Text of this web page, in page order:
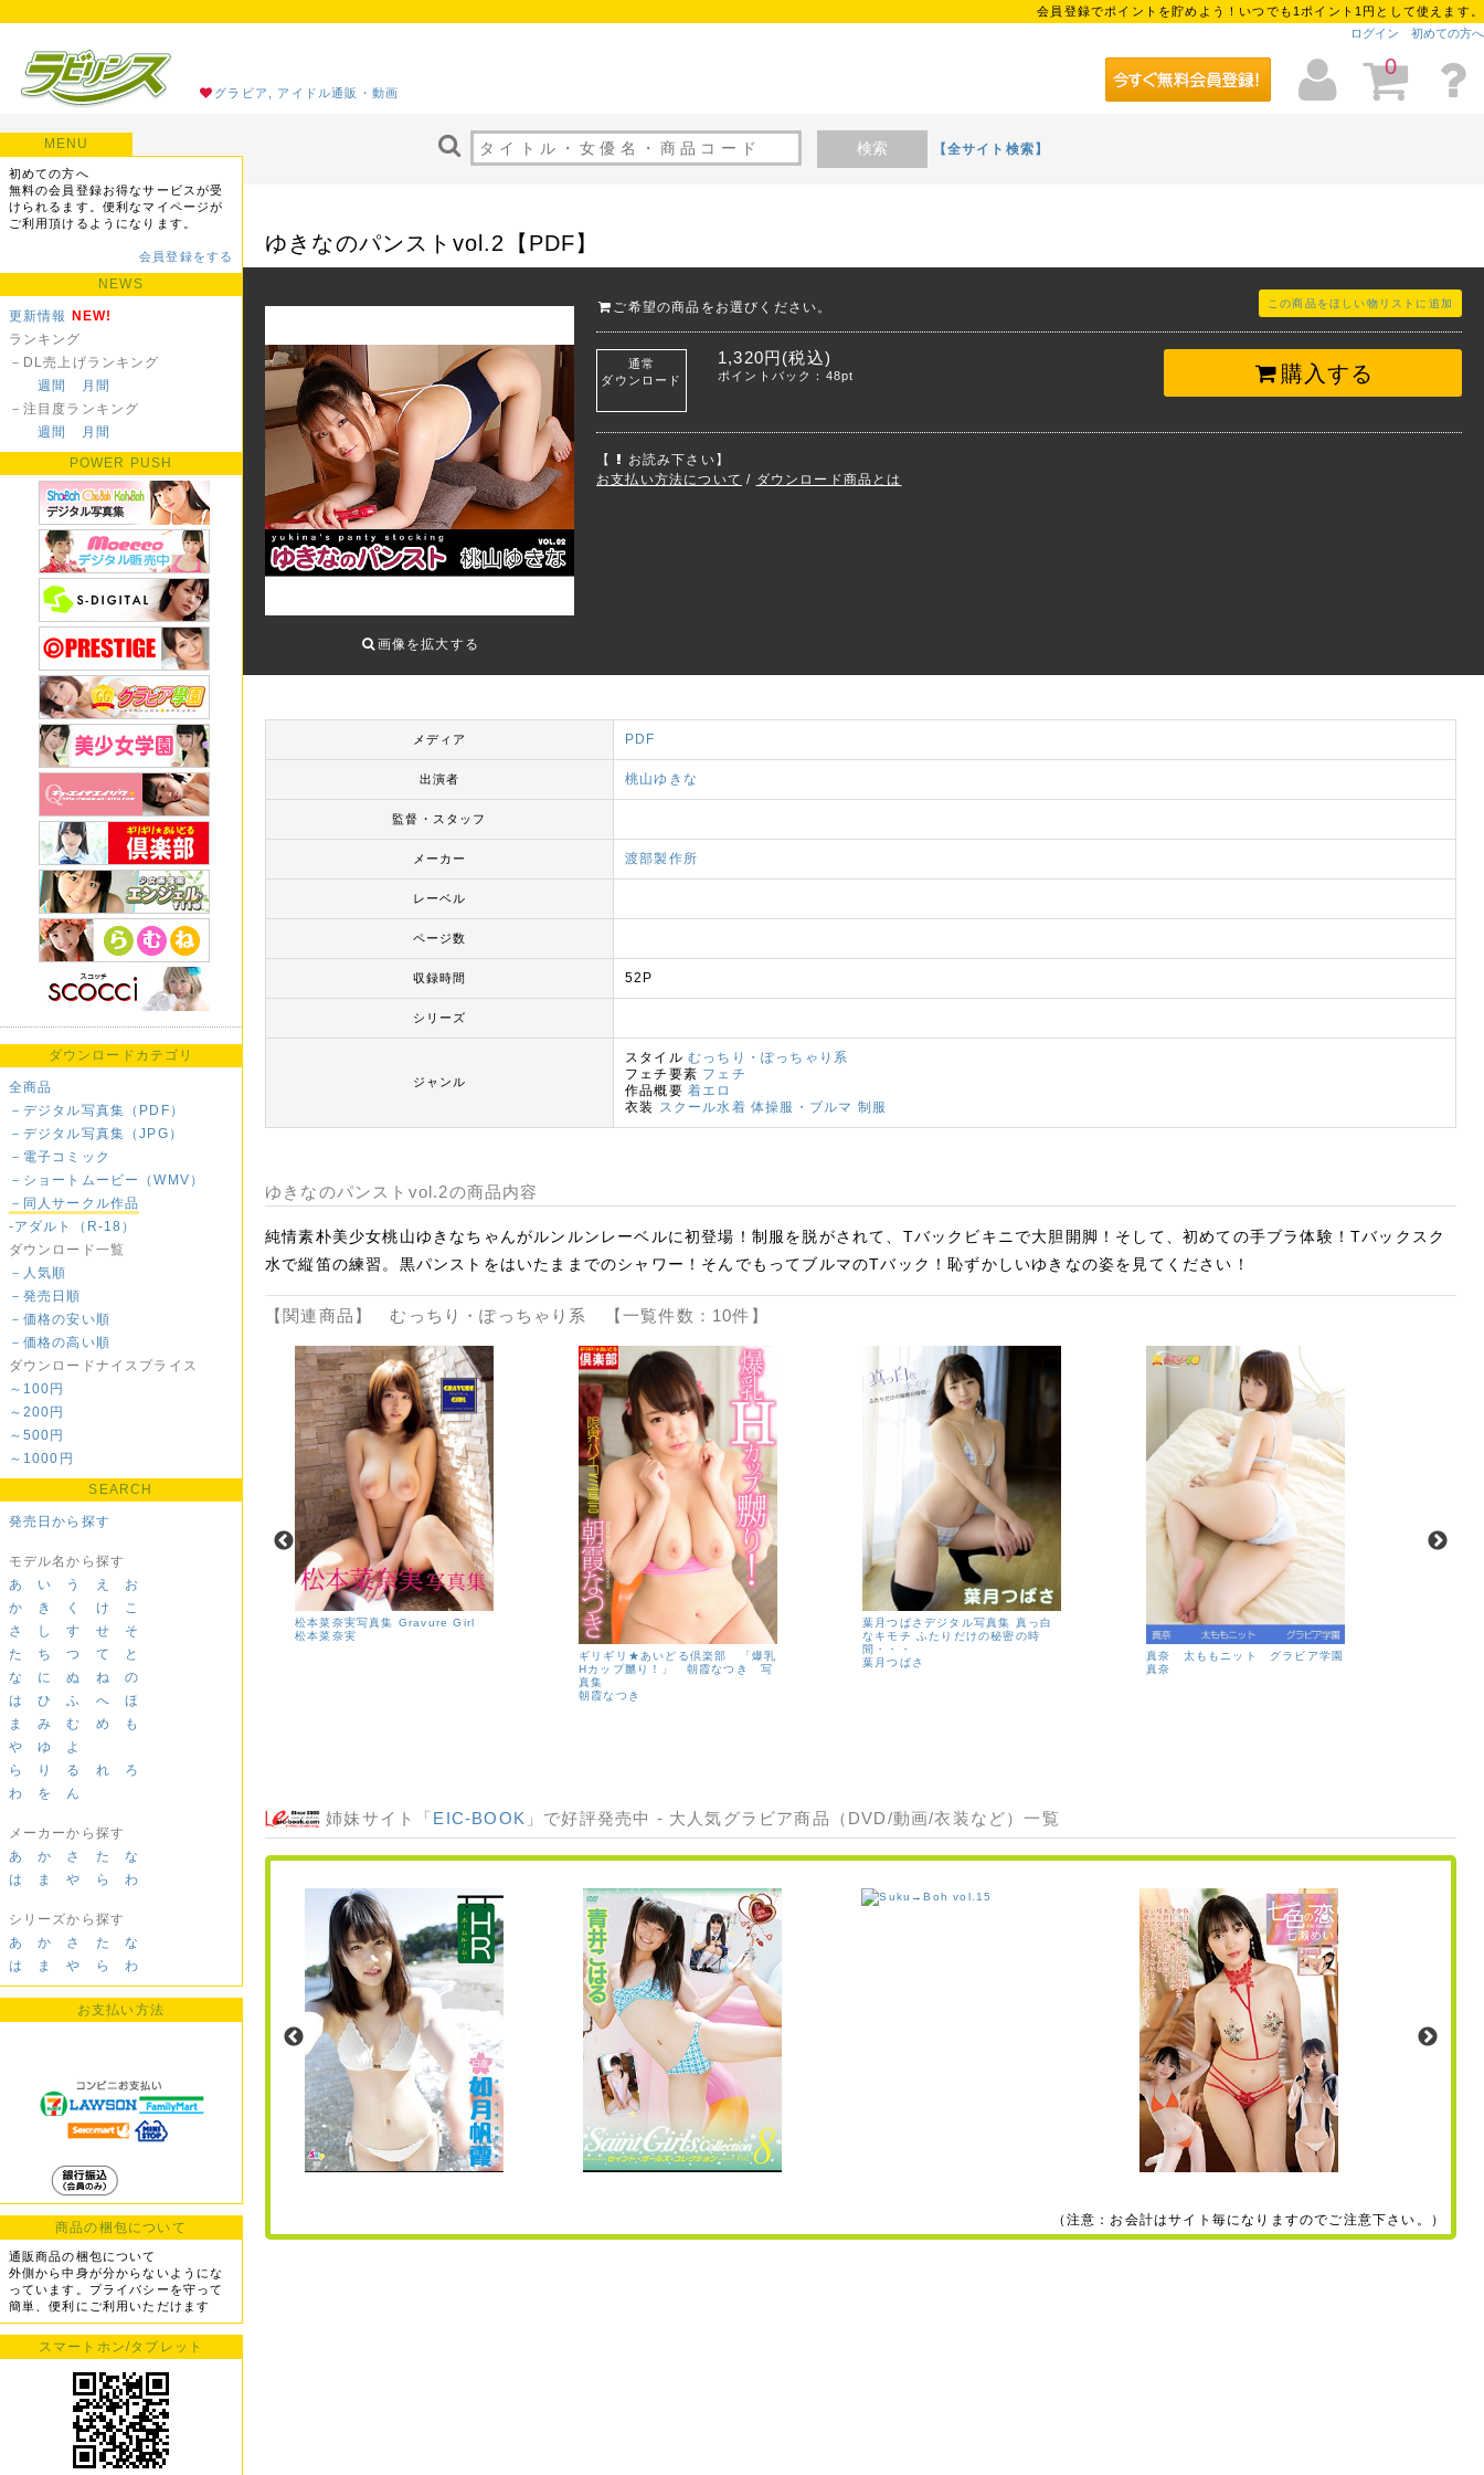
会員登録でポイントを貯めよう！いつでも1ポイント1円として使えます。
ログイン
初めての方へ
グラビア, アイドル通販・動画
0
検索 【全サイト検索】
MENU
初めての方へ
無料の会員登録お得なサービスが受
けられるます。便利なマイページが
ご利用頂けるようになります。
会員登録をする
NEWS
更新情報 NEW!
ランキング
－DL売上げランキング
週間
月間
－注目度ランキング
週間
月間
POWER PUSH
ダウンロードカテゴリ
全商品
－デジタル写真集（PDF）
－デジタル写真集（JPG）
－電子コミック
－ショートムービー（WMV）
－同人サークル作品
-アダルト（R-18）
ダウンロード一覧
－人気順
－発売日順
－価格の安い順
－価格の高い順
ダウンロードナイスプライス
～100円
～200円
～500円
～1000円
SEARCH
発売日から探す
モデル名から探す
あ
い う え
お
か
き く け
こ
さ
し す せ
そ
た
ち つ て
と
な
に ぬ ね
の
は
ひ ふ へ
ほ
ま
み む め
も
や
ゆ
よ
ら
り る れ
ろ
わ
を ん
メーカーから探す
あ
か さ た
な
は
ま や ら わ
シリーズから探す
あ
か さ た
な
は
ま や ら わ
お支払い方法
商品の梱包について
通販商品の梱包について
外側から中身が分からないようにな
っています。プライバシーを守って
簡単、便利にご利用いただけます
スマートホン/タブレット
ゆきなのパンストvol.2【PDF】
画像を拡大する
ご希望の商品をお選びください。 この商品をほしい物リストに追加
購入する
通常
ダウンロード
1,320円(税込)
ポイントバック：48pt
【
お読み下さい】
お支払い方法について / ダウンロード商品とは
メディア PDF
出演者 桃山ゆきな
監督・スタッフ
メーカー 渡部製作所
レーベル
ページ数
収録時間 52P
シリーズ
ジャンル
スタイル むっちり・ぽっちゃり系
フェチ要素 フェチ
作品概要 着エロ
衣装 スクール水着 体操服・ブルマ 制服
ゆきなのパンストvol.2の商品内容
純情素朴美少女桃山ゆきなちゃんがルンルンレーベルに初登場！制服を脱がされて、Tバックビキニで大胆開脚！そして、初めての手ブラ体験！Tバックスク
水で縦笛の練習。黒パンストをはいたままでのシャワー！そんでもってブルマのTバック！恥ずかしいゆきなの姿を見てください！
【関連商品】 むっちり・ぽっちゃり系 【一覧件数：10件】
大貫彩香「さや恋」
松本菜奈実写真集 Gravure Girl
松本菜奈実
ギリギリ★あいどる倶楽部 「爆乳
Hカップ嬲り！」 朝霞なつき 写
真集
朝霞なつき
葉月つばさデジタル写真集 真っ白
なキモチ ふたりだけの秘密の時
間・・・
葉月つばさ
真奈 太ももニット グラビア学園
真奈
姉妹サイト「EIC-BOOK 」で好評発売中 - 大人気グラビア商品（DVD/動画/衣装など）一覧
（注意：お会計はサイト毎になりますのでご注意下さい。）